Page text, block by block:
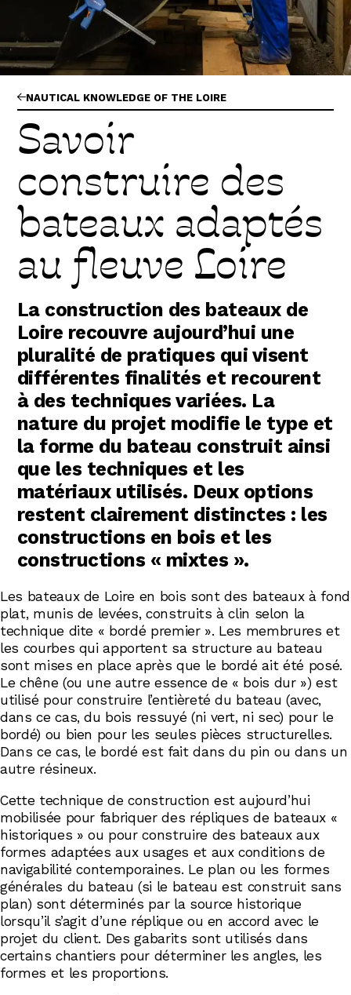
NAUTICAL KNOWLEDGE OF THE LOIRE
Savoir
construire des
bateaux adaptés
au fleuve Loire
La construction des bateaux de
Loire recouvre aujourd’hui une
pluralité de pratiques qui visent
différentes finalités et recourent
à des techniques variées. La
nature du projet modifie le type et
la forme du bateau construit ainsi
que les techniques et les
matériaux utilisés. Deux options
restent clairement distinctes : les
constructions en bois et les
constructions « mixtes ».
Les bateaux de Loire en bois sont des bateaux à fond
plat, munis de levées, construits à clin selon la
technique dite « bordé premier ». Les membrures et
les courbes qui apportent sa structure au bateau
sont mises en place après que le bordé ait été posé.
Le chêne (ou une autre essence de « bois dur ») est
utilisé pour construire l’entièreté du bateau (avec,
dans ce cas, du bois ressuyé (ni vert, ni sec) pour le
bordé) ou bien pour les seules pièces structurelles.
Dans ce cas, le bordé est fait dans du pin ou dans un
autre résineux.
Cette technique de construction est aujourd’hui
mobilisée pour fabriquer des répliques de bateaux «
historiques » ou pour construire des bateaux aux
formes adaptées aux usages et aux conditions de
navigabilité contemporaines. Le plan ou les formes
générales du bateau (si le bateau est construit sans
plan) sont déterminés par la source historique
lorsqu’il s’agit d’une réplique ou en accord avec le
projet du client. Des gabarits sont utilisés dans
certains chantiers pour déterminer les angles, les
formes et les proportions.
Abonnez-vous !
N La Newsletter
Les dernières nouvelles du Val de Loire
patrimoine mondial délivrées directement